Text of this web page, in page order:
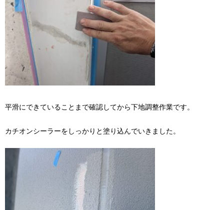
平滑にできていることまで確認してから下地調整作業です。
カチオンシーラーをしっかりと塗り込んでいきました。